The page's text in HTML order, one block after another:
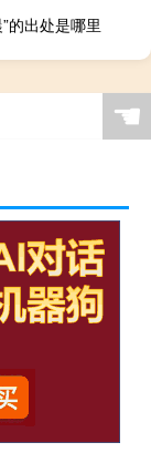
的出处是哪里
☚